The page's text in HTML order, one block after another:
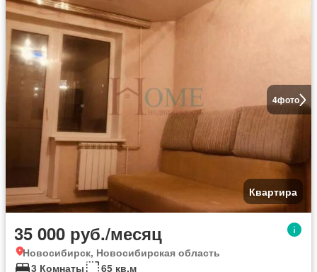
4фото
Квартира
35 000 руб./месяц
Новосибирск, Новосибирская область
3 Комнаты
65 кв.м